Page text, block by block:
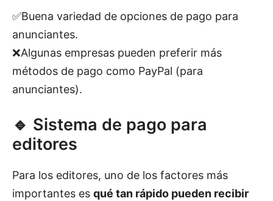
✅Buena variedad de opciones de pago para
anunciantes.
❌Algunas empresas pueden preferir más
métodos de pago como PayPal (para
anunciantes).
🔹 Sistema de pago para
editores
Para los editores, uno de los factores más
importantes es qué tan rápido pueden recibir